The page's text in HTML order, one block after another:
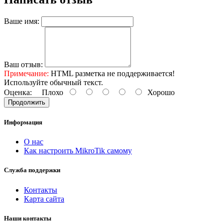
Ваше имя:
Ваш отзыв:
Примечание: HTML разметка не поддерживается!
Используйте обычный текст.
Оценка: Плохо Хорошо
Продолжить
Информация
О нас
Как настроить MikroTik самому
Служба поддержки
Контакты
Карта сайта
Наши контакты